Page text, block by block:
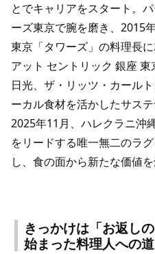
とでキャリアをスタート。
ーズ東京で腕を磨き、2015
東京「タワーズ」の料理長
アット セントリック 銀座
日光、ザ・リッツ・カール
ーカル食材を活かしたサス
2025年11月、ハレクラニ沖
をリードする唯一無二のラ
し、食の面から新たな価値を
きっかけは「お返し
始まった料理人への道